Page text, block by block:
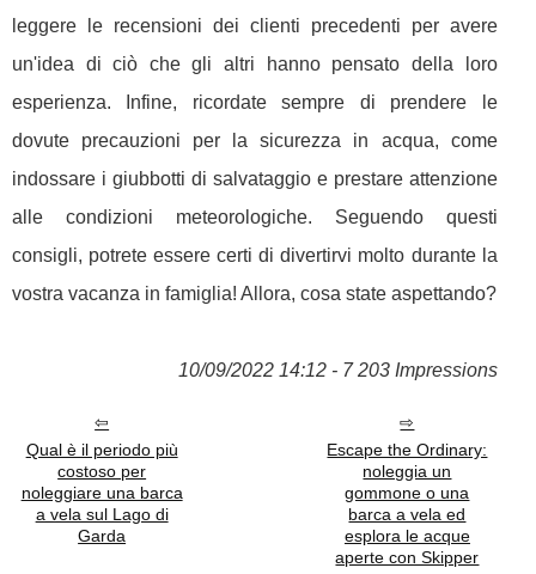
leggere le recensioni dei clienti precedenti per avere
un'idea di ciò che gli altri hanno pensato della loro
esperienza. Infine, ricordate sempre di prendere le
dovute precauzioni per la sicurezza in acqua, come
indossare i giubbotti di salvataggio e prestare attenzione
alle condizioni meteorologiche. Seguendo questi
consigli, potrete essere certi di divertirvi molto durante la
vostra vacanza in famiglia! Allora, cosa state aspettando?
10/09/2022 14:12 - 7 203 Impressions
Qual è il periodo più
costoso per
noleggiare una barca
a vela sul Lago di
Garda
Escape the Ordinary:
noleggia un
gommone o una
barca a vela ed
esplora le acque
aperte con Skipper